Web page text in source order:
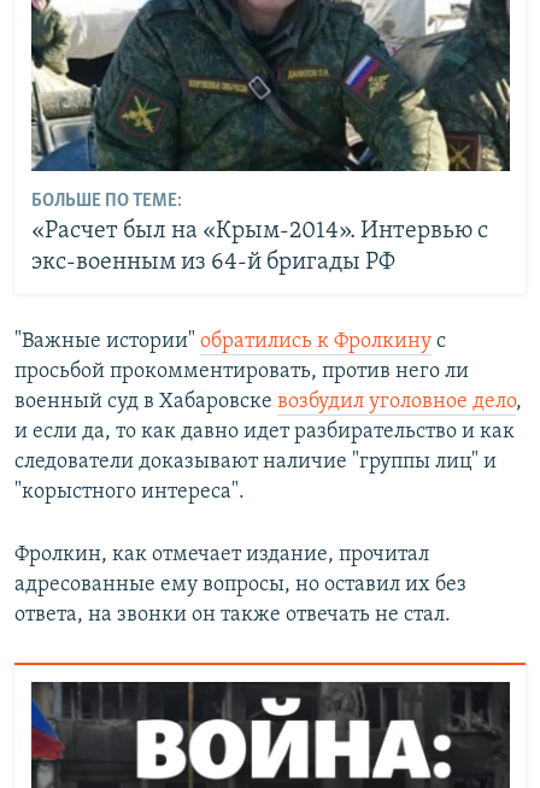
БОЛЬШЕ ПО ТЕМЕ:
«Расчет был на «Крым-2014». Интервью с
экс-военным из 64-й бригады РФ
"Важные истории" обратились к Фролкину с
просьбой прокомментировать, против него ли
военный суд в Хабаровске возбудил уголовное дело,
и если да, то как давно идет разбирательство и как
следователи доказывают наличие "группы лиц" и
"корыстного интереса".
Фролкин, как отмечает издание, прочитал
адресованные ему вопросы, но оставил их без
ответа, на звонки он также отвечать не стал.